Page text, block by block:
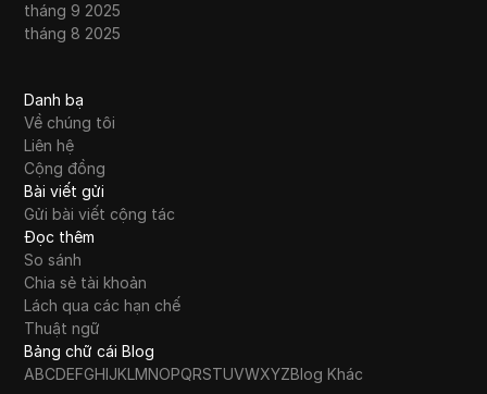
tháng 9 2025
tháng 8 2025
Danh bạ
Về chúng tôi
Liên hệ
Cộng đồng
Bài viết gửi
Gửi bài viết cộng tác
Đọc thêm
So sánh
Chia sẻ tài khoản
Lách qua các hạn chế
Thuật ngữ
Bảng chữ cái Blog
ABCDEFGHIJKLMNOPQRSTUVWXYZBlog Khác